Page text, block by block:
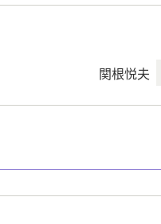
関根悦夫